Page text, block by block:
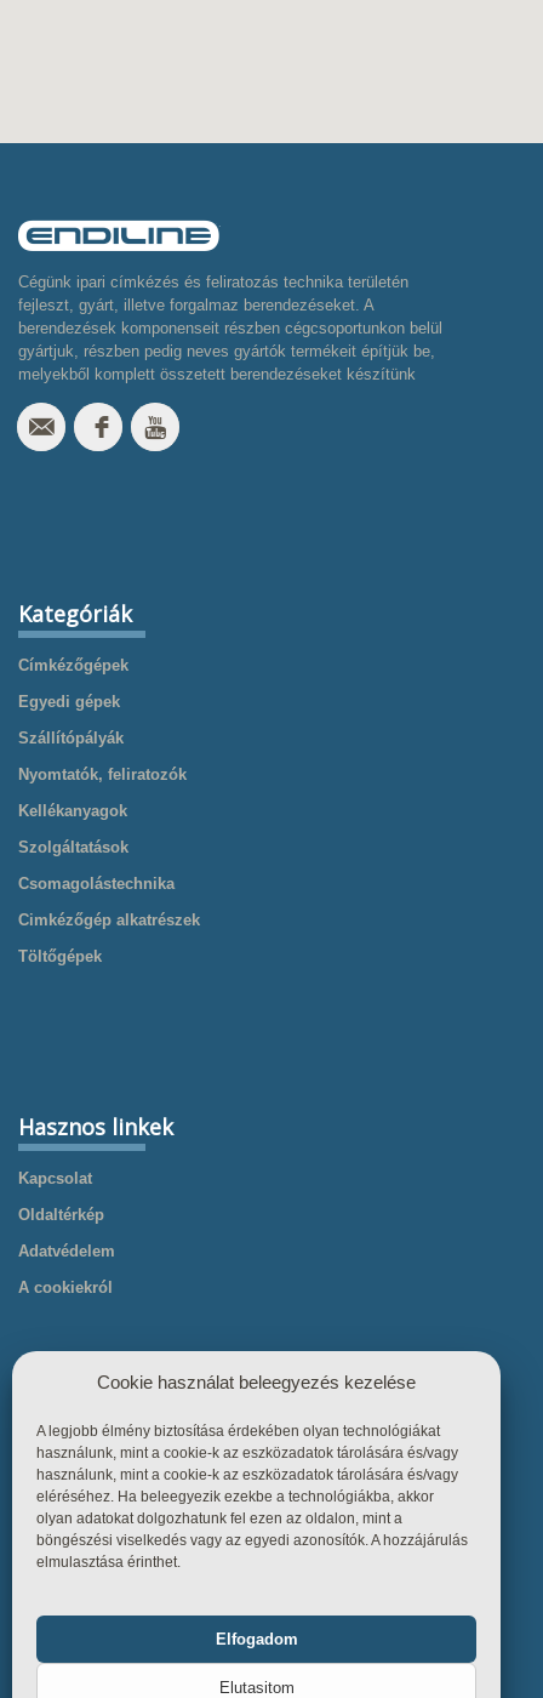
Cégünk ipari címkézés és feliratozás technika területén
fejleszt, gyárt, illetve forgalmaz berendezéseket. A
berendezések komponenseit részben cégcsoportunkon belül
gyártjuk, részben pedig neves gyártók termékeit építjük be,
melyekből komplett összetett berendezéseket készítünk
Kategóriák
Címkézőgépek
Egyedi gépek
Szállítópályák
Nyomtatók, feliratozók
Kellékanyagok
Szolgáltatások
Csomagolástechnika
Cimkézőgép alkatrészek
Töltőgépek
Hasznos linkek
Kapcsolat
Oldaltérkép
Adatvédelem
A cookiekról
Hasznos linkek
Főoldal
Termékek
Tudástár
Üzletszabályzat
Cookie használat beleegyezés kezelése
A legjobb élmény biztosítása érdekében olyan technológiákat
használunk, mint a cookie-k az eszközadatok tárolására és/vagy
használunk, mint a cookie-k az eszközadatok tárolására és/vagy
eléréséhez. Ha beleegyezik ezekbe a technológiákba, akkor
olyan adatokat dolgozhatunk fel ezen az oldalon, mint a
böngészési viselkedés vagy az egyedi azonosítók. A hozzájárulás
elmulasztása érinthet.
Elfogadom
Elutasitom